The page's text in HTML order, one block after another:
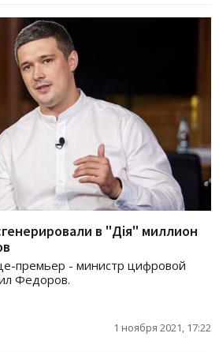
в "Дія" миллион
премьер - министр цифровой
Федоров.
1 ноября 2021, 17:22